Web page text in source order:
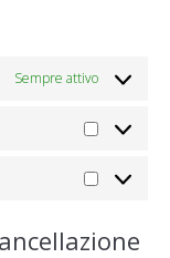
Sempre attivo